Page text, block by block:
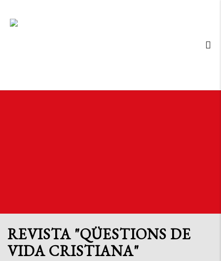
REVISTA "QÜESTIONS DE
VIDA CRISTIANA"